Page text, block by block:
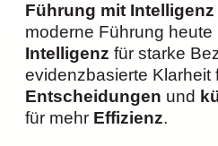
Führung mit Intelligenz
moderne Führung heute
Intelligenz für starke
evidenzbasierte Klarheit
Entscheidungen und
für mehr Effizienz.